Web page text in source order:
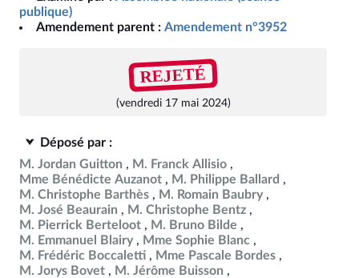
publique)
Amendement parent : Amendement n°3952
REJETÉ
(vendredi 17 mai 2024)
Déposé par :
M. Jordan Guitton
M. Franck Allisio
Mme Bénédicte Auzanot
M. Philippe Ballard
M. Christophe Barthès
M. Romain Baubry
M. José Beaurain
M. Christophe Bentz
M. Pierrick Berteloot
M. Bruno Bilde
M. Emmanuel Blairy
Mme Sophie Blanc
M. Frédéric Boccaletti
Mme Pascale Bordes
M. Jorys Bovet
M. Jérôme Buisson